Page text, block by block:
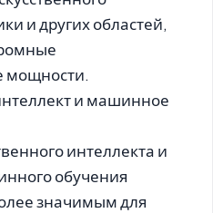
и других областей,
мощности.
и машинное
интеллекта и
обучения
значимым для